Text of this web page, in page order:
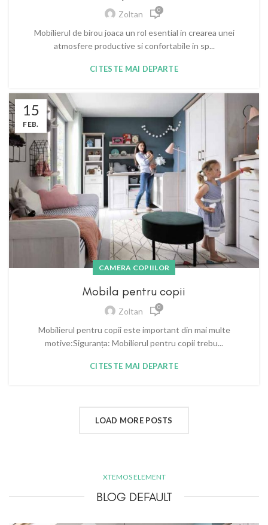
Zoltan 0
Mobilierul de birou joaca un rol esential in crearea unei
atmosfere productive si confortabile in sp...
CITESTE MAI DEPARTE
15
FEB.
CAMERA COPIILOR
Mobila pentru copii
Zoltan 0
Mobilierul pentru copii este important din mai multe
motive:Siguranța: Mobilierul pentru copii trebu...
CITESTE MAI DEPARTE
LOAD MORE POSTS
XTEMOS ELEMENT
BLOG DEFAULT